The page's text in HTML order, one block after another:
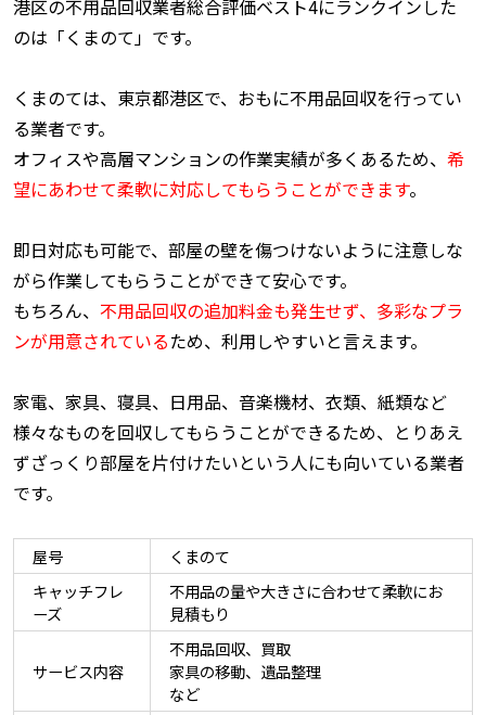
港区の不用品回収業者総合評価ベスト4にランクインした
のは「くまのて」です。
くまのては、東京都港区で、おもに不用品回収を行ってい
る業者です。
オフィスや高層マンションの作業実績が多くあるため、 希
望にあわせて柔軟に対応してもらうことができます。
即日対応も可能で、部屋の壁を傷つけないように注意しな
がら作業してもらうことができて安心です。
もちろん、 不用品回収の追加料金も発生せず、多彩なプラ
ンが用意されているため、利用しやすいと言えます。
家電、家具、寝具、日用品、音楽機材、衣類、紙類など
様々なものを回収してもらうことができるため、とりあえ
ずざっくり部屋を片付けたいという人にも向いている業者
です。
屋号
くまのて
キャッチフレ
ーズ
不用品の量や大きさに合わせて柔軟にお
見積もり
サービス内容
不用品回収、買取
家具の移動、遺品整理
など